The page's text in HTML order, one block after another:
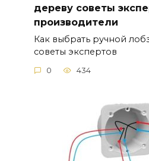
дереву советы
производители
Как выбрать ручной
советы экспертов
0 434